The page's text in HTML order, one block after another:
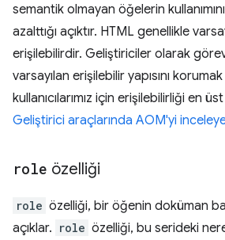
semantik olmayan öğelerin
azalttığı açıktır. HTML genellikle
erişilebilirdir. Geliştiriciler olarak
varsayılan erişilebilir yapısını
kullanıcılarımız için erişilebilirliği en
Geliştirici araçlarında AOM'yi
role özelliği
role özelliği, bir öğenin doküman
açıklar. role özelliği, bu serideki